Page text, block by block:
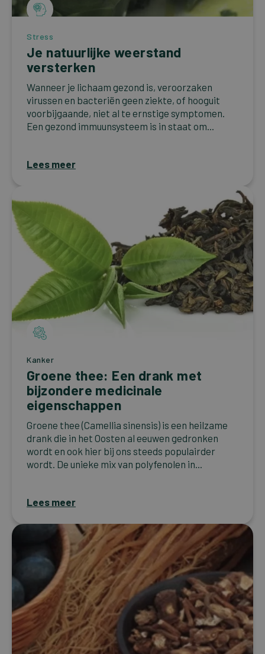
Stress
Je natuurlijke weerstand
versterken
Wanneer je lichaam gezond is, veroorzaken
virussen en bacteriën geen ziekte, of hooguit
voorbijgaande, niet al te ernstige symptomen.
Een gezond immuunsysteem is in staat om...
Lees meer
Kanker
Groene thee: Een drank met
bijzondere medicinale
eigenschappen
Groene thee (Camellia sinensis) is een heilzame
drank die in het Oosten al eeuwen gedronken
wordt en ook hier bij ons steeds populairder
wordt. De unieke mix van polyfenolen in...
Lees meer